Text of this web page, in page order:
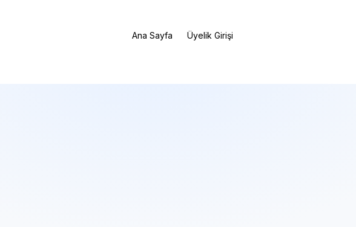
Ana Sayfa Üyelik Girişi